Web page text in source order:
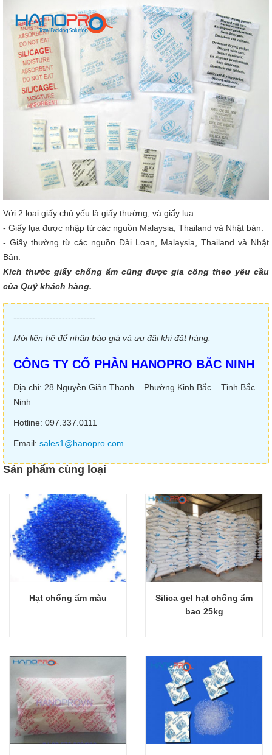
Với 2 loại giấy chủ yếu là giấy thường, và giấy lụa.
- Giấy lụa được nhập từ các nguồn Malaysia, Thailand và Nhật bản.
- Giấy thường từ các nguồn Đài Loan, Malaysia, Thailand và Nhật
Bản.
Kích thước giấy chống ẩm cũng được gia công theo yêu cầu
của Quý khách hàng.
---------------------------
Mời liên hệ để nhận báo giá và ưu đãi khi đặt hàng:
CÔNG TY CỔ PHẦN HANOPRO BẮC NINH
Địa chỉ: 28 Nguyễn Giản Thanh – Phường Kinh Bắc – Tỉnh Bắc
Ninh
Hotline: 097.337.0111
Email: sales1@hanopro.com
Sản phẩm cùng loại
Giỏ hàng
Hạt chống ẩm màu Giỏ hàng
Silica gel hạt chống ẩm
bao 25kg